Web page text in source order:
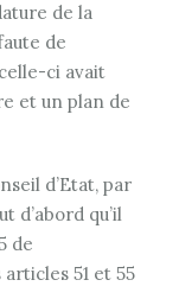
de la
de
ci avait
et un plan de
d’Etat, par
d’abord qu’il
de
51 et 55